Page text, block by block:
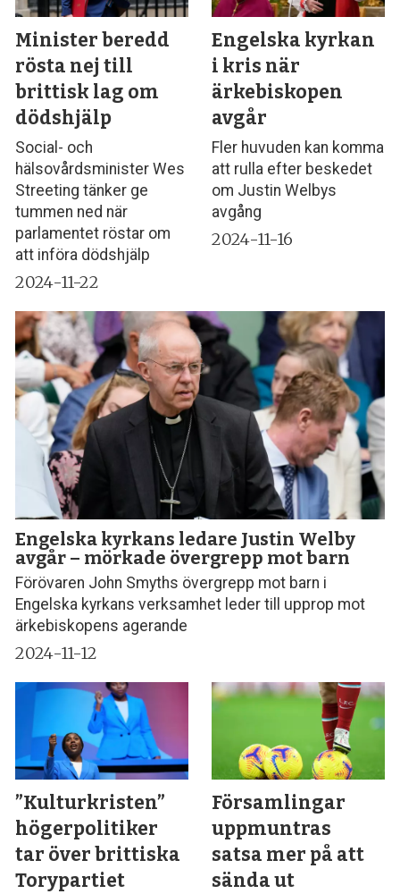
Minister beredd
rösta nej till
brittisk lag om
dödshjälp
Social- och
hälsovårdsminister Wes
Streeting tänker ge
tummen ned när
parlamentet röstar om
att införa dödshjälp
2024-11-22
Engelska kyrkan
i kris när
ärkebiskopen
avgår
Fler huvuden kan komma
att rulla efter beskedet
om Justin Welbys
avgång
2024-11-16
Engelska kyrkans ledare Justin Welby
avgår – mörkade övergrepp mot barn
Förövaren John Smyths övergrepp mot barn i
Engelska kyrkans verksamhet leder till upprop mot
ärkebiskopens agerande
2024-11-12
”Kulturkristen”
högerpolitiker
tar över brittiska
Torypartiet
Församlingar
uppmuntras
satsa mer på att
sända ut